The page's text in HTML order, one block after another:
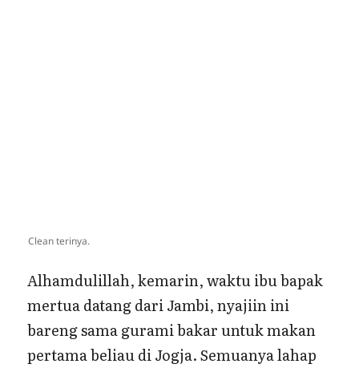
Clean terinya.
Alhamdulillah, kemarin, waktu ibu bapak
mertua datang dari Jambi, nyajiin ini
bareng sama gurami bakar untuk makan
pertama beliau di Jogja. Semuanya lahap